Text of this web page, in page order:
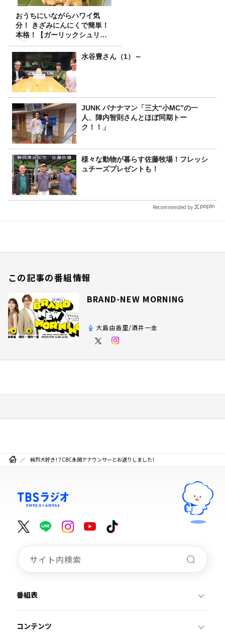
おうちにいながらハワイ気
分！ きざみにんにくで簡単！
本格！【ガーリックシュリン
プ】 桃屋のかんたんレシピ
水谷豊さん（1）～
JUNK バナナマン「三大“小MC”の一
人、陣内智則さんとほぼ同期トー
ク！！」
様々な動物が暮らす佐藤牧場！フレッシ
ュチーズプレゼントも！
Recommended by
この記事の番組情報
BRAND-NEW MORNING
大島由香里/酒井一圭
純烈大好き！？CBC永岡アナウンサーとお送りしました！
番組表
コンテンツ